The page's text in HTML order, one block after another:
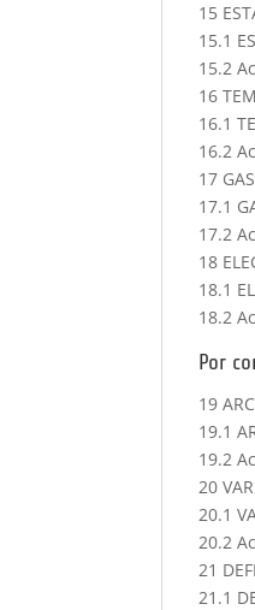
15
15.1
15.2
16
16.1
16.2
17
17.1
17.2
18
18.1
18.2
Por
19
19.1
19.2
20
20.1
20.2
21
21.1